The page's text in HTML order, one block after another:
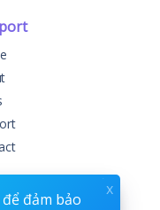
đảm bảo
x